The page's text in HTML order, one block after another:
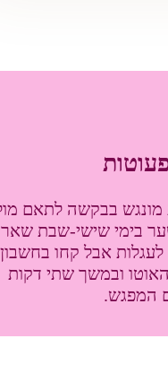
בבקשה לתאם
בימי שישי-שבת שאר
אבל קחו בחשבון
ובמשך שתי דקות
המפגש.